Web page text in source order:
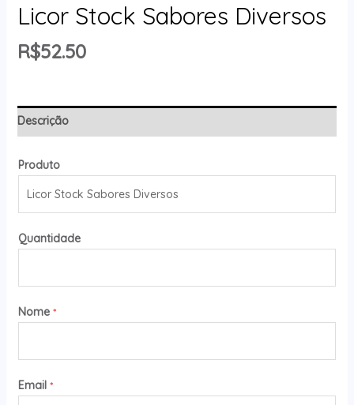
Licor Stock Sabores Diversos
R$52.50
Descrição
Produto
Quantidade
Nome *
Email *